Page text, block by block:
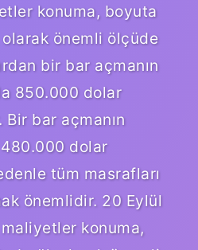
konuma, boyuta
önemli ölçüde
bir bar açmanın
850.000 dolar
Bir bar açmanın
dolar
tüm masrafları
önemlidir. 20 Eylül
konuma,